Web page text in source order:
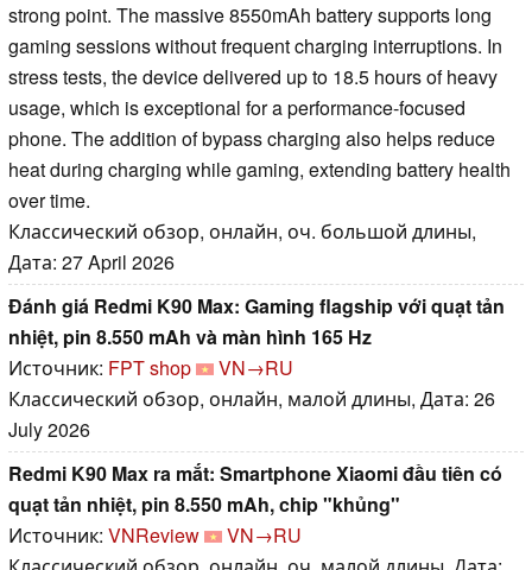
strong point. The massive 8550mAh battery supports long
gaming sessions without frequent charging interruptions. In
stress tests, the device delivered up to 18.5 hours of heavy
usage, which is exceptional for a performance-focused
phone. The addition of bypass charging also helps reduce
heat during charging while gaming, extending battery health
over time.
Классический обзор, онлайн, оч. большой длины,
Дата: 27 April 2026
Đánh giá Redmi K90 Max: Gaming flagship với quạt tản
nhiệt, pin 8.550 mAh và màn hình 165 Hz
Источник: FPT shop
VN→RU
Классический обзор, онлайн, малой длины, Дата: 26
July 2026
Redmi K90 Max ra mắt: Smartphone Xiaomi đầu tiên có
quạt tản nhiệt, pin 8.550 mAh, chip "khủng"
Источник: VNReview
VN→RU